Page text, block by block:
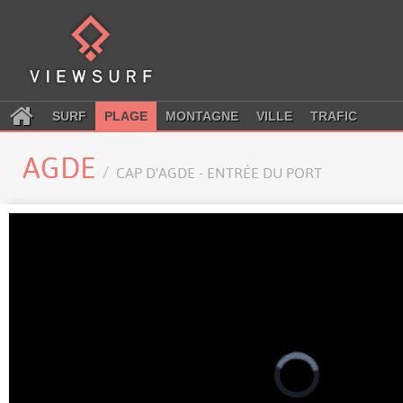
SURF PLAGE MONTAGNE VILLE TRAFIC
AGDE CAP D'AGDE - ENTRÉE DU PORT